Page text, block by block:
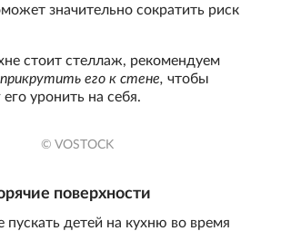
значительно сократить риск
стоит стеллаж, рекомендуем
прикрутить его к стене, чтобы
уронить на себя.
© VOSTOCK
поверхности
пускать детей на кухню во время